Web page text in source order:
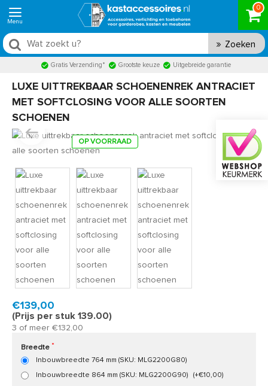
0
Zoeken
Gratis Verzending* Grootste keuze Uitgebreide garantie
LUXE UITTREKBAAR SCHOENENREK ANTRACIET
MET SOFTCLOSING VOOR ALLE SOORTEN
SCHOENEN
OP VOORRAAD
Snel in huis, 1 á 2 werkdagen
€139,00
(Prijs per stuk 139.00)
3 of meer €132,00
Breedte
Inbouwbreedte 764 mm (SKU: MLG2200G80)
Inbouwbreedte 864 mm (SKU: MLG2200G90) (+€10,00)